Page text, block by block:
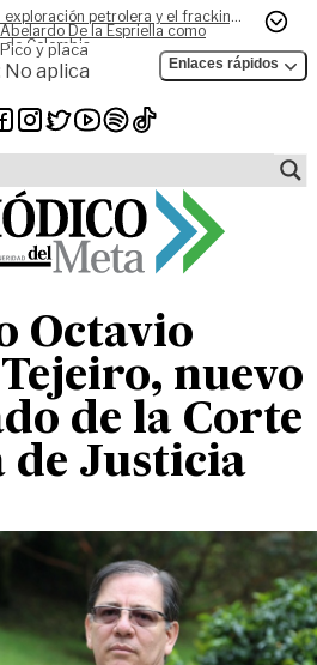
exploración petrolera y el fracking,
De la Espriella como
Colombia
Pico y placa
No aplica Enlaces rápidos
Octavio
nuevo
de la Corte
de Justicia